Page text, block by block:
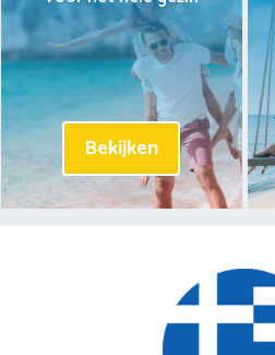
Bekijken